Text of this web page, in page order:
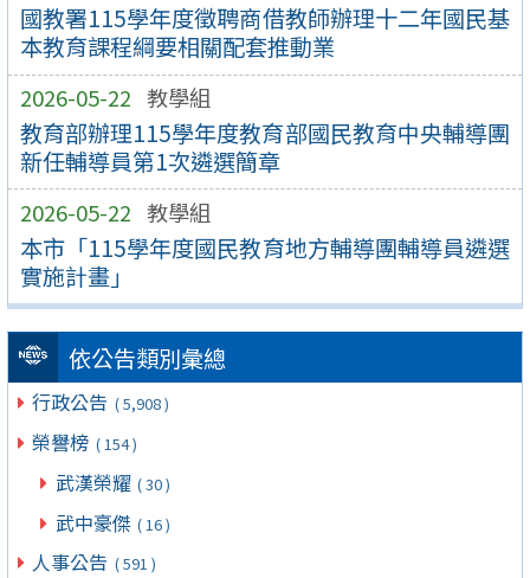
國教署115學年度徵聘商借教師辦理十二年國民基
本教育課程綱要相關配套推動業
2026-05-22 教學組
教育部辦理115學年度教育部國民教育中央輔導團
新任輔導員第1次遴選簡章
2026-05-22 教學組
本市「115學年度國民教育地方輔導團輔導員遴選
實施計畫」
依公告類別彙總
行政公告 ( 5,908 )
榮譽榜 ( 154 )
武漢榮耀 ( 30 )
武中豪傑 ( 16 )
人事公告 ( 591 )